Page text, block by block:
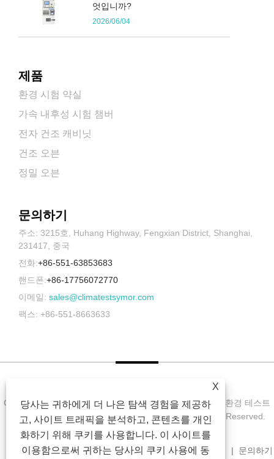
엇입니까?
2026/06/04
제품
환경 시험 약실
가속 내후성 시험 챔버
전자 건조 캐비닛
건조 오븐
정밀 오븐
문의하기
주소: 3215호, Huhang Highway, Fengxian District, Shanghai,
231417, 중국
전화:+86-551-63853683
핸드폰:+86-17756072770
이메일: sales@climatestsymor.com
팩스: +86-551-8663633
Copyright © 2022 Symor Instrument Equipment Co., Ltd. 환경 테스트
챔버, 전자 건조 캐비닛, 가속 내후 테스트 챔버 All Rights Reserved.
회사 소개 제품 소식 다운로드 문의 보내기 문의하기
X
당사는 귀하에게 더 나은 탐색 경험을 제공하
고, 사이트 트래픽을 분석하고, 콘텐츠를 개인
화하기 위해 쿠키를 사용합니다. 이 사이트를
이용함으로써 귀하는 당사의 쿠키 사용에 동